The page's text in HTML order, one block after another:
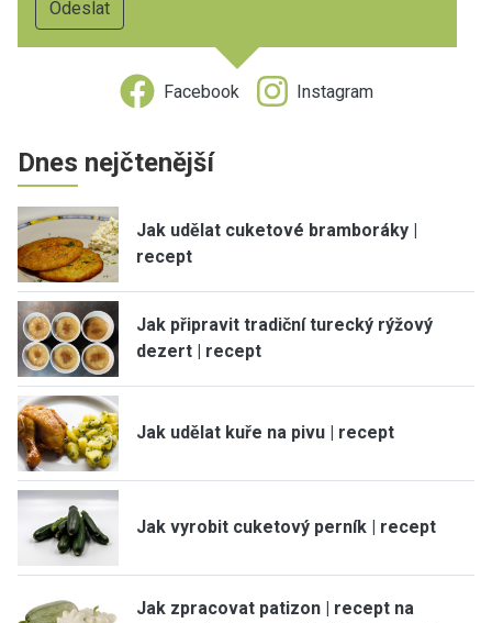
Facebook Instagram
Dnes nejčtenější
Jak udělat cuketové bramboráky |
recept
Jak připravit tradiční turecký rýžový
dezert | recept
Jak udělat kuře na pivu | recept
Jak vyrobit cuketový perník | recept
Jak zpracovat patizon | recept na